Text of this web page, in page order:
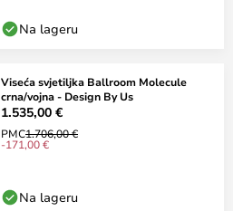
Na lageru
Viseća svjetiljka Ballroom Molecule
crna/vojna - Design By Us
1.535,00 €
PMC1.706,00 €
-171,00 €
Na lageru